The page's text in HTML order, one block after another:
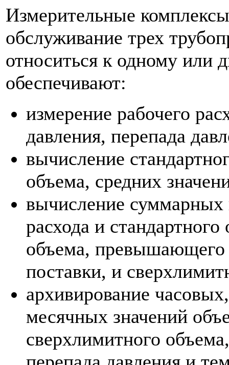
Измерительные
обслуживание трех
относиться к одному или
обеспечивают:
измерение рабочего
давления, перепада
вычисление
объема, средних
вычисление суммарных
расхода и
объема, превышающего
поставки, и
архивирование
месячных значений
сверхлимитного